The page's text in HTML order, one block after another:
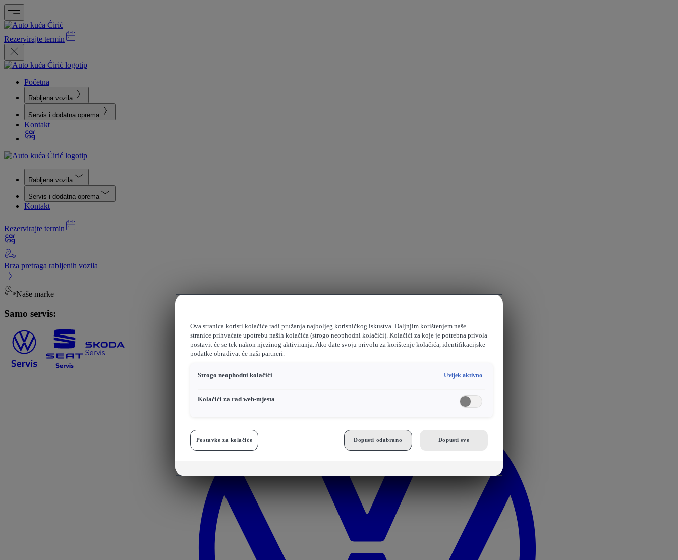
Rezervirajte termin
Početna
Rabljena vozila
Servis i dodatna oprema
Kontakt
Rabljena vozila
Servis i dodatna oprema
Kontakt
Rezervirajte termin
Brza pretraga rabljenih vozila
Naše marke
Samo servis:
Ova stranica koristi kolačiće radi pružanja najboljeg korisničkog iskustva. Daljnjim korištenjem naše
stranice prihvaćate upotrebu naših kolačića (strogo neophodni kolačići). Kolačići za koje je potrebna privola
postavit će se tek nakon njezinog aktiviranja. Ako date svoju privolu za korištenje kolačića, identifikacijske
podatke obrađivat će naši partneri.
Strogo neophodni kolačići Uvijek aktivno
Kolačići za rad web-mjesta
Postavke za kolačiće Dopusti odabrano Dopusti sve